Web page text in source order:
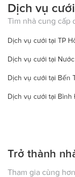
Dịch vụ
Tìm nhà cung cấp
Dịch vụ cưới tại TP
Dịch vụ cưới tại
Dịch vụ cưới tại Bến
Dịch vụ cưới tại Bình
Dịch vụ cưới tại Bình
Dịch vụ cưới tại Hà
Dịch vụ cưới tại Điện
Trở thành
Tham gia cùng